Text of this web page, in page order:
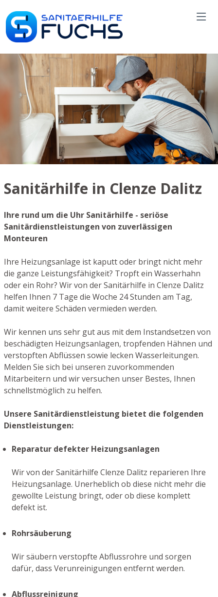
Sanitärhilfe in Clenze Dalitz
Ihre rund um die Uhr Sanitärhilfe - seriöse
Sanitärdienstleistungen von zuverlässigen
Monteuren
Ihre Heizungsanlage ist kaputt oder bringt nicht mehr
die ganze Leistungsfähigkeit? Tropft ein Wasserhahn
oder ein Rohr? Wir von der Sanitärhilfe in Clenze Dalitz
helfen Ihnen 7 Tage die Woche 24 Stunden am Tag,
damit weitere Schäden vermieden werden.
Wir kennen uns sehr gut aus mit dem Instandsetzen von
beschädigten Heizungsanlagen, tropfenden Hähnen und
verstopften Abflüssen sowie lecken Wasserleitungen.
Melden Sie sich bei unseren zuvorkommenden
Mitarbeitern und wir versuchen unser Bestes, Ihnen
schnellstmöglich zu helfen.
Unsere Sanitärdienstleistung bietet die folgenden
Dienstleistungen:
Reparatur defekter Heizungsanlagen
Wir von der Sanitärhilfe Clenze Dalitz reparieren Ihre
Heizungsanlage. Unerheblich ob diese nicht mehr die
gewollte Leistung bringt, oder ob diese komplett
defekt ist.
Rohrsäuberung
Wir säubern verstopfte Abflussrohre und sorgen
dafür, dass Verunreinigungen entfernt werden.
Abflussreinigung